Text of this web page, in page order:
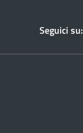
Seguici su: